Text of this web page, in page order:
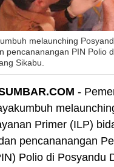
melaunching
pencananangan PIN Polio
Sikabu.
-
Primer (ILP)
pencananangan
Polio di Posyandu